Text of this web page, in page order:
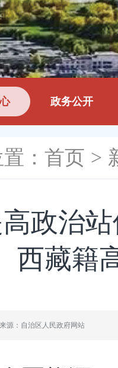
政务公开
： 首页 >
政治
西藏籍
来源：自治区人民政府网站